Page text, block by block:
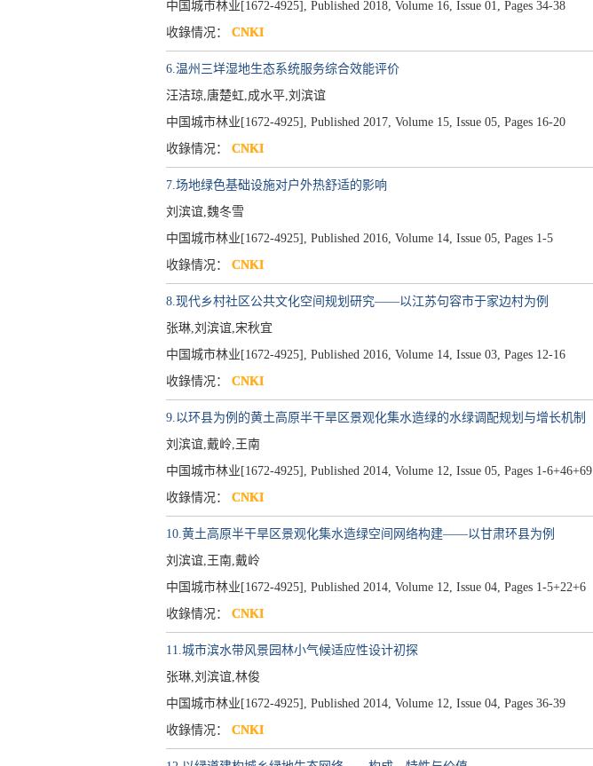
中国城市林业[1672-4925], Published 2018, Volume 16, Issue 01, Pages 34-38
收錄情况： CNKI
6.温州三垟湿地生态系统服务综合效能评价
汪洁琼,唐楚虹,成水平,刘滨谊
中国城市林业[1672-4925], Published 2017, Volume 15, Issue 05, Pages 16-20
收錄情况： CNKI
7.场地绿色基础设施对户外热舒适的影响
刘滨谊,魏冬雪
中国城市林业[1672-4925], Published 2016, Volume 14, Issue 05, Pages 1-5
收錄情况： CNKI
8.现代乡村社区公共文化空间规划研究——以江苏句容市于家边村为例
张琳,刘滨谊,宋秋宜
中国城市林业[1672-4925], Published 2016, Volume 14, Issue 03, Pages 12-16
收錄情况： CNKI
9.以环县为例的黄土高原半干旱区景观化集水造绿的水绿调配规划与增长机制
刘滨谊,戴岭,王南
中国城市林业[1672-4925], Published 2014, Volume 12, Issue 05, Pages 1-6+46+69
收錄情况： CNKI
10.黄土高原半干旱区景观化集水造绿空间网络构建——以甘肃环县为例
刘滨谊,王南,戴岭
中国城市林业[1672-4925], Published 2014, Volume 12, Issue 04, Pages 1-5+22+6
收錄情况： CNKI
11.城市滨水带风景园林小气候适应性设计初探
张琳,刘滨谊,林俊
中国城市林业[1672-4925], Published 2014, Volume 12, Issue 04, Pages 36-39
收錄情况： CNKI